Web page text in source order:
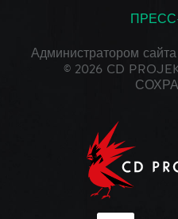
Администратором
© 2026 CD